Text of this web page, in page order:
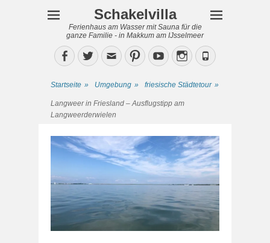
Schakelvilla
Ferienhaus am Wasser mit Sauna für die
ganze Familie - in Makkum am IJsselmeer
Facebook
TwitterEmailPinterestYouTubeInstagram
Phone
Startseite » Umgebung » friesische Städtetour »
Langweer in Friesland – Ausflugstipp am
Langweerderwielen